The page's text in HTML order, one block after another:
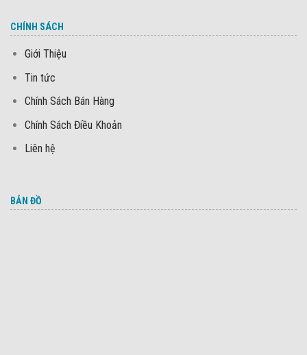
CHÍNH SÁCH
Giới Thiệu
Tin tức
Chính Sách Bán Hàng
Chính Sách Điều Khoản
Liên hệ
BẢN ĐỒ